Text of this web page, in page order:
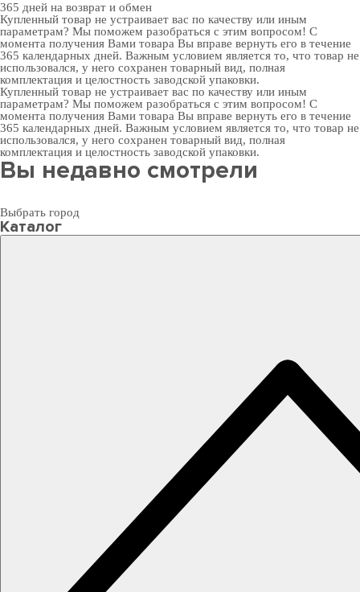
365 дней на возврат и обмен
Купленный товар не устраивает вас по качеству или иным
параметрам? Мы поможем разобраться с этим вопросом! С
момента получения Вами товара Вы вправе вернуть его в течение
365 календарных дней. Важным условием является то, что товар не
использовался, у него сохранен товарный вид, полная
комплектация и целостность заводской упаковки.
Купленный товар не устраивает вас по качеству или иным
параметрам? Мы поможем разобраться с этим вопросом! С
момента получения Вами товара Вы вправе вернуть его в течение
365 календарных дней. Важным условием является то, что товар не
использовался, у него сохранен товарный вид, полная
комплектация и целостность заводской упаковки.
Вы недавно смотрели
Выбрать город
Каталог